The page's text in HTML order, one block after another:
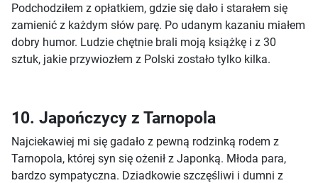
Podchodziłem z opłatkiem, gdzie się dało i starałem się
zamienić z każdym słów parę. Po udanym kazaniu miałem
dobry humor. Ludzie chętnie brali moją książkę i z 30
sztuk, jakie przywiozłem z Polski zostało tylko kilka.
10. Japończycy z Tarnopola
Najciekawiej mi się gadało z pewną rodzinką rodem z
Tarnopola, której syn się ożenił z Japonką. Młoda para,
bardzo sympatyczna. Dziadkowie szczęśliwi i dumni z